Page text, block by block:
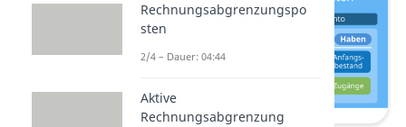
Rechnungsabgrenzungspo
sten
2/4 – Dauer: 04:44
Aktive
Rechnungsabgrenzung